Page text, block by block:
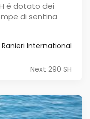
é dotato dei
di sentina
Ranieri International
Next 290 SH